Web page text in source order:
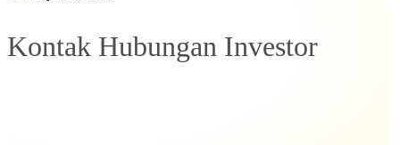
Kontak Hubungan Investor